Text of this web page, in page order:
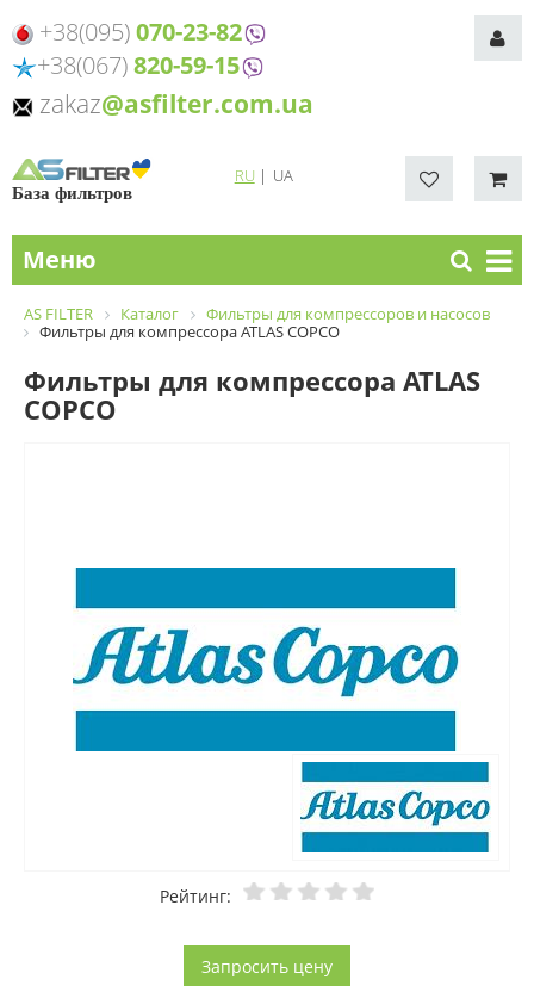
+38(095)070-23-82
+38(067)820-59-15
zakaz@asfilter.com.ua
База фильтров
RU| UA
Меню
AS FILTER Каталог
Фильтры для компрессоров и насосов
Фильтры для компрессора ATLAS COPCO
Фильтры для компрессора ATLAS
COPCO
Рейтинг:
Запросить цену